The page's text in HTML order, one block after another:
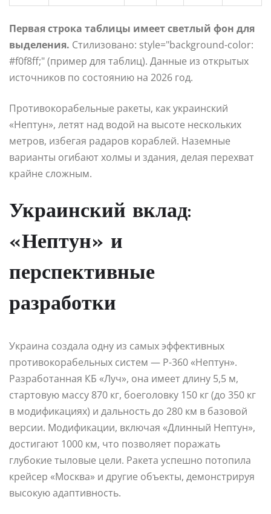
Первая строка таблицы имеет светлый фон для
выделения. Стилизовано: style="background-color:
#f0f8ff;" (пример для таблиц). Данные из открытых
источников по состоянию на 2026 год.
Противокорабельные ракеты, как украинский
«Нептун», летят над водой на высоте нескольких
метров, избегая радаров кораблей. Наземные
варианты огибают холмы и здания, делая перехват
крайне сложным.
Украинский вклад:
«Нептун» и
перспективные
разработки
Украина создала одну из самых эффективных
противокорабельных систем — Р-360 «Нептун».
Разработанная КБ «Луч», она имеет длину 5,5 м,
стартовую массу 870 кг, боеголовку 150 кг (до 350 кг
в модификациях) и дальность до 280 км в базовой
версии. Модификации, включая «Длинный Нептун»,
достигают 1000 км, что позволяет поражать
глубокие тыловые цели. Ракета успешно потопила
крейсер «Москва» и другие объекты, демонстрируя
высокую адаптивность.